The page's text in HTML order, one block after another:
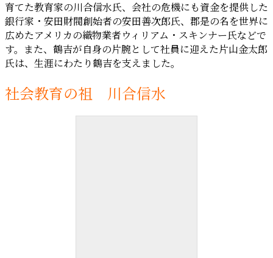
育てた教育家の川合信水氏、会社の危機にも資金を提供した
銀行家・安田財閥創始者の安田善次郎氏、郡是の名を世界に
広めたアメリカの織物業者ウィリアム・スキンナー氏などで
す。また、鶴吉が自身の片腕として社員に迎えた片山金太郎
氏は、生涯にわたり鶴吉を支えました。
社会教育の祖 川合信水